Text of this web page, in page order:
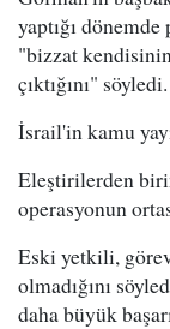
yaptığı
"bizzat
çıktığını" söyledi.
İsrail'in kamu
Eleştirilerden
operasyonun
Eski yetkili,
olmadığını
daha büyük